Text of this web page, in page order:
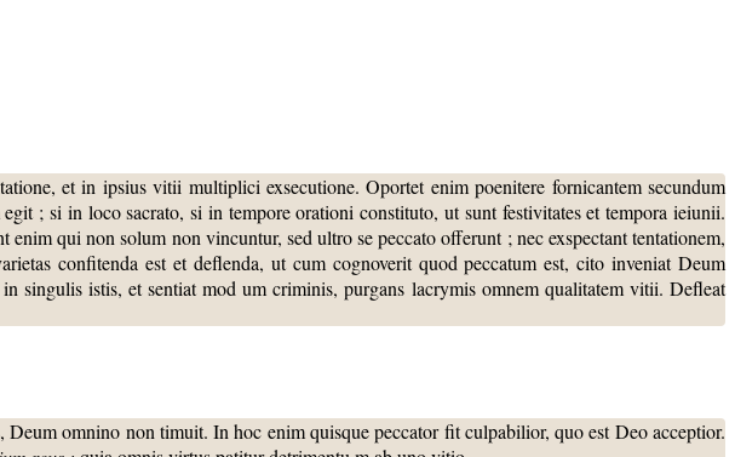
et in ipsius vitii multiplici exsecutione. Oportet enim poenitere fornicantem secundum
; si in loco sacrato, si in tempore orationi constituto, ut sunt festivitates et tempora ieiunii.
qui non solum non vincuntur, sed ultro se peccato offerunt ; nec exspectant tentationem,
confitenda est et deflenda, ut cum cognoverit quod peccatum est, cito inveniat Deum
singulis istis, et sentiat mod um criminis, purgans lacrymis omnem qualitatem vitii. Defleat
omnino non timuit. In hoc enim quisque peccator fit culpabilior, quo est Deo acceptior.